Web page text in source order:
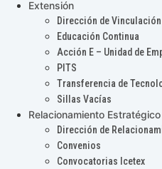
Extensión
Dirección de
Educación Continua
Acción E – Unidad de
PITS
Transferencia de
Sillas Vacías
Relacionamiento Estratégico
Dirección de
Convenios
Convocatorias Icetex